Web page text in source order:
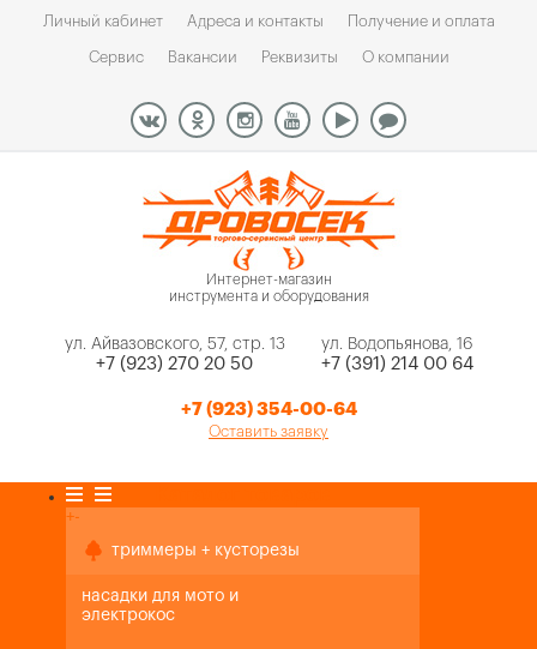
Личный кабинет Адреса и контакты Получение и оплата
Сервис Вакансии Реквизиты О компании
Интернет-магазин
инструмента и оборудования
ул. Айвазовского, 57, стр. 13
+7 (923) 270 20 50
ул. Водопьянова, 16
+7 (391) 214 00 64
+7 (923) 354-00-64
Оставить заявку
+-
триммеры + кусторезы
насадки для мото и
электрокос